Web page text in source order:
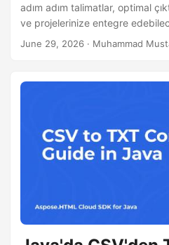
adım adım talimatlar, optimal
ve projelerinize entegre
örneği sunar.
June 29, 2026 · Muhammad